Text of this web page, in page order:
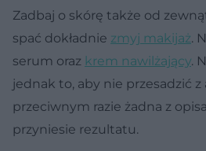
Zadbaj o skórę także od
spać dokładnie zmyj makijaż.
serum oraz krem nawilżający.
jednak to, aby nie przesadzić
przeciwnym razie żadna z
przyniesie rezultatu.